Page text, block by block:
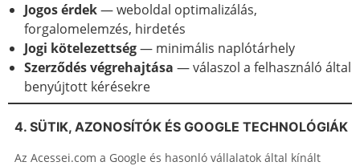
Jogos érdek— weboldal optimalizálás,
forgalomelemzés, hirdetés
Jogi kötelezettség— minimális naplótárhely
Szerződés végrehajtása — válaszol a felhasználó által
benyújtott kérésekre
4. SÜTIK, AZONOSÍTÓK ÉS GOOGLE TECHNOLÓGIÁK
Az Acessei.com a Google és hasonló vállalatok által kínált